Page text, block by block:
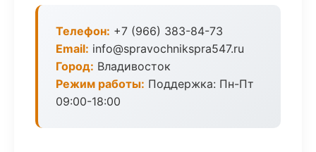
Телефон: +7 (966) 383-84-73
Email: info@spravochnikspra547.ru
Город: Владивосток
Режим работы: Поддержка: Пн-Пт
09:00-18:00